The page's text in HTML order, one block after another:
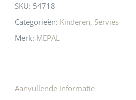
SKU: 54718
Categorieën: Kinderen, Servies
Merk: MEPAL
Aanvullende informatie